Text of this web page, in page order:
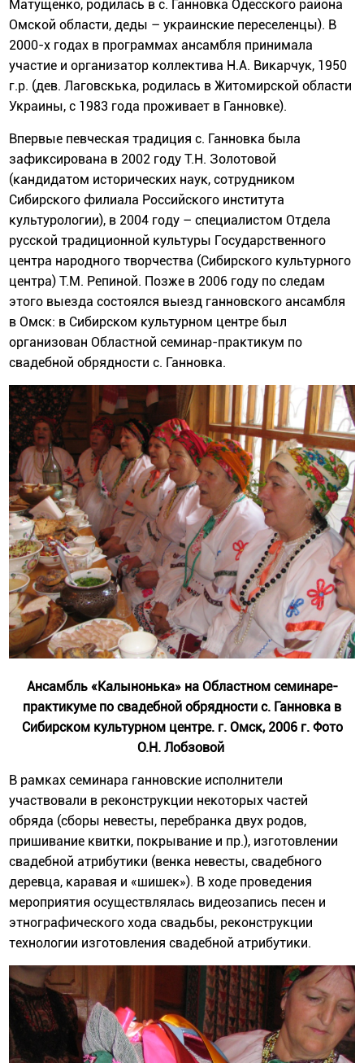
Матущенко, родилась в с. Ганновка Одесского района
Омской области, деды – украинские переселенцы). В
2000-х годах в программах ансамбля принимала
участие и организатор коллектива Н.А. Викарчук, 1950
г.р. (дев. Лаговскька, родилась в Житомирской области
Украины, с 1983 года проживает в Ганновке).
Впервые певческая традиция с. Ганновка была
зафиксирована в 2002 году Т.Н. Золотовой
(кандидатом исторических наук, сотрудником
Сибирского филиала Российского института
культурологии), в 2004 году – специалистом Отдела
русской традиционной культуры Государственного
центра народного творчества (Сибирского культурного
центра) Т.М. Репиной. Позже в 2006 году по следам
этого выезда состоялся выезд ганновского ансамбля
в Омск: в Сибирском культурном центре был
организован Областной семинар-практикум по
свадебной обрядности с. Ганновка.
Ансамбль «Калынонька» на Областном семинаре-
практикуме по свадебной обрядности с. Ганновка в
Сибирском культурном центре. г. Омск, 2006 г. Фото
О.Н. Лобзовой
В рамках семинара ганновские исполнители
участвовали в реконструкции некоторых частей
обряда (сборы невесты, перебранка двух родов,
пришивание квитки, покрывание и пр.), изготовлении
свадебной атрибутики (венка невесты, свадебного
деревца, каравая и «шишек»). В ходе проведения
мероприятия осуществлялась видеозапись песен и
этнографического хода свадьбы, реконструкции
технологии изготовления свадебной атрибутики.